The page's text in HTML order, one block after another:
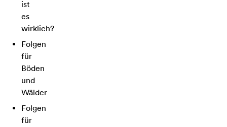
ist
es
wirklich?
Folgen
für
Böden
und
Wälder
Folgen
für